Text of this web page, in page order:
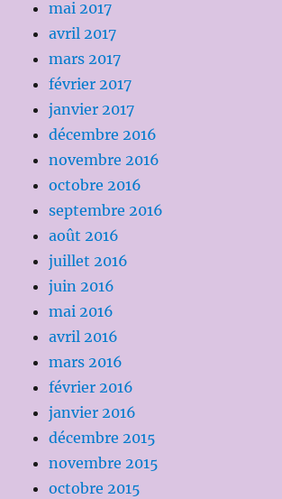
mai 2017
avril 2017
mars 2017
février 2017
janvier 2017
décembre 2016
novembre 2016
octobre 2016
septembre 2016
août 2016
juillet 2016
juin 2016
mai 2016
avril 2016
mars 2016
février 2016
janvier 2016
décembre 2015
novembre 2015
octobre 2015